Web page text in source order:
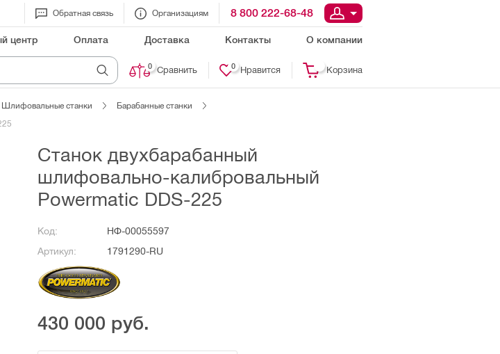
Обратная связь Организациям 8 800 222-68-48
центр Оплата Доставка Контакты О компании
Сравнить
0 Нравится
0 Корзина
Шлифовальные станки
Барабанные станки
Станок двухбарабанный
шлифовально-калибровальный
Powermatic DDS-225
Код:
НФ-00055597
Артикул:
1791290-RU
430 000 руб.